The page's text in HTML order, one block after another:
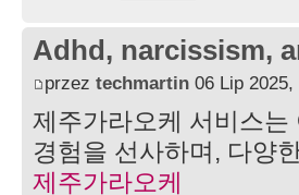
Adhd, narcissism,
przez techmartin 06 Lip 2025,
제주가라오케 서비스
경험을 선사하며, 다양
제주가라오케